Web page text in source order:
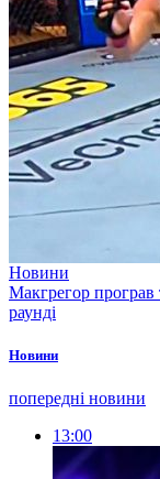
Новини
Макгрегор
раунді
Новини
попередні новини
13:00